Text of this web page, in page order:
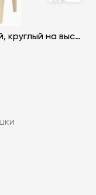
Пуф Версаль NEW Без канта мягкий, круглый на высоких деревянных ножках